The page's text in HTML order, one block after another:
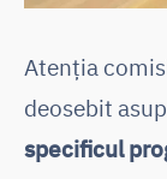
Atenția
deosebit
specificul